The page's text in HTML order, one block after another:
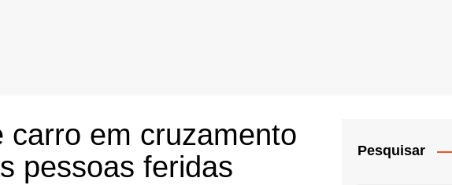
em cruzamento
pessoas feridas
Pesquisar